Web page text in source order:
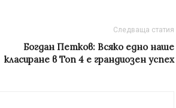
Следваща статия
Богдан Петков: Всяко едно наше
класиране в Топ 4 е грандиозен успех